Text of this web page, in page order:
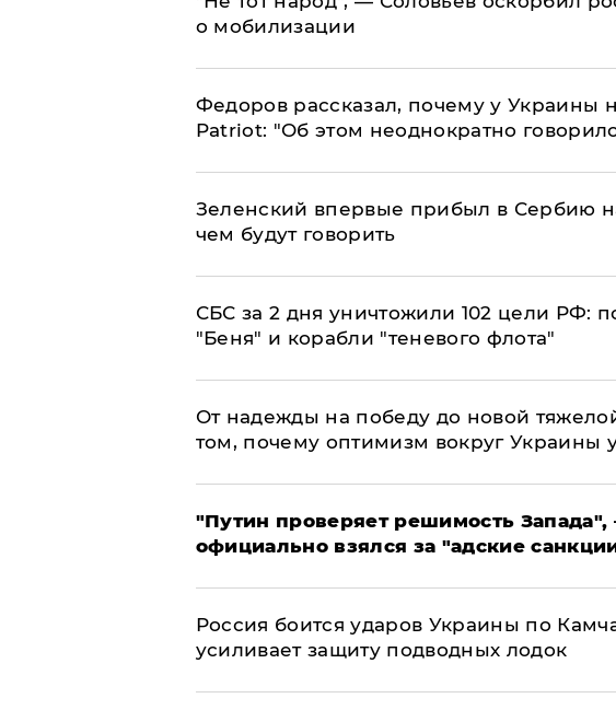
о мобилизации
Федоров рассказал, почему у Украины
Patriot: "Об этом неоднократно
Зеленский впервые прибыл в Сербию
чем будут говорить
СБС за 2 дня уничтожили 102 цели РФ:
"Беня" и корабли "теневого флота"
От надежды на победу до новой
том, почему оптимизм вокруг Украины
"Путин проверяет решимость
официально взялся за "адские
Россия боится ударов Украины по
усиливает защиту подводных лодок